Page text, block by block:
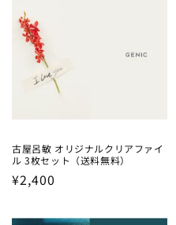
古屋呂敏 オリジナルクリアファイ
ル 3枚セット（送料無料）
Regular
¥2,400